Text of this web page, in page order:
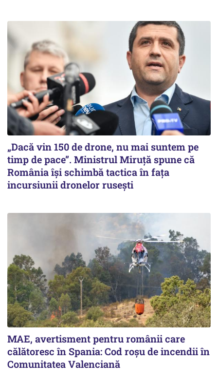
„Dacă vin 150 de drone, nu mai suntem pe
timp de pace”. Ministrul Miruţă spune că
România își schimbă tactica în fața
incursiunii dronelor rusești
MAE, avertisment pentru românii care
călătoresc în Spania: Cod roșu de incendii în
Comunitatea Valenciană